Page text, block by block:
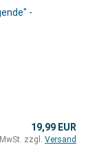
-
19,99 EUR
zzgl. Versand